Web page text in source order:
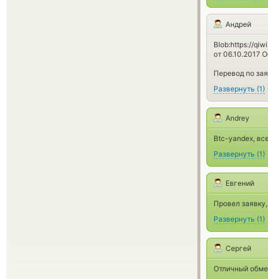
Андрей
Blob:https://
от 06.10.2017
Перевод по
Развернуть (1)
Andrey
Btc-yandex,
Развернуть (1)
Евгений
Провел
Развернуть (1)
Сергей
Отличный